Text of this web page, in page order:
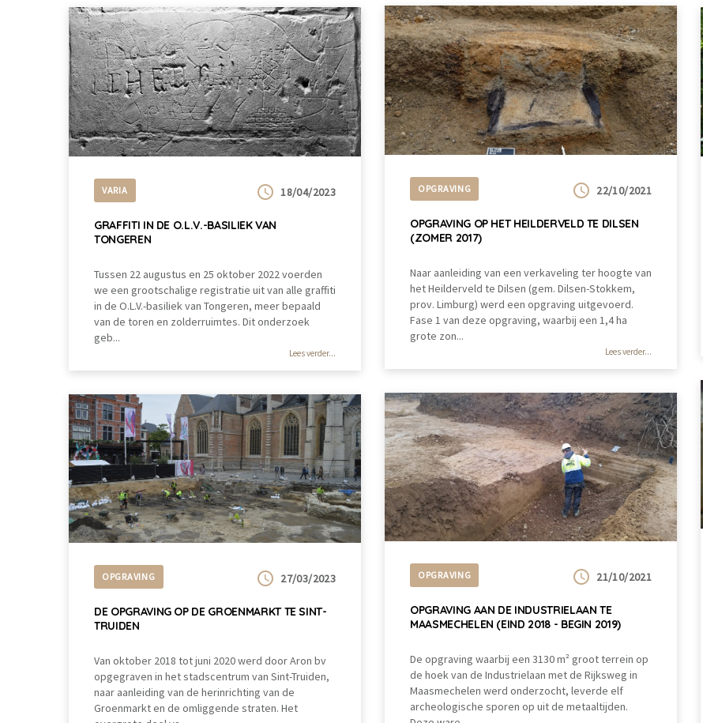
18/04/2023
VARIA
GRAFFITI IN DE O.L.V.-BASILIEK VAN
TONGEREN
Tussen 22 augustus en 25 oktober 2022 voerden
we een grootschalige registratie uit van alle graffiti
in de O.L.V.-basiliek van Tongeren, meer bepaald
van de toren en zolderruimtes. Dit onderzoek
geb...
Lees verder...
27/03/2023
OPGRAVING
DE OPGRAVING OP DE GROENMARKT TE SINT-
TRUIDEN
Van oktober 2018 tot juni 2020 werd door Aron bv
opgegraven in het stadscentrum van Sint-Truiden,
naar aanleiding van de herinrichting van de
Groenmarkt en de omliggende straten. Het
22/10/2021
OPGRAVING
OPGRAVING OP HET HEILDERVELD TE DILSEN
(ZOMER 2017)
Naar aanleiding van een verkaveling ter hoogte van
het Heilderveld te Dilsen (gem. Dilsen-Stokkem,
prov. Limburg) werd een opgraving uitgevoerd.
Fase 1 van deze opgraving, waarbij een 1,4 ha
grote zon...
Lees verder...
21/10/2021
OPGRAVING
OPGRAVING AAN DE INDUSTRIELAAN TE
MAASMECHELEN (EIND 2018 - BEGIN 2019)
De opgraving waarbij een 3130 m² groot terrein op
de hoek van de Industrielaan met de Rijksweg in
Maasmechelen werd onderzocht, leverde elf
archeologische sporen op uit de metaaltijden.